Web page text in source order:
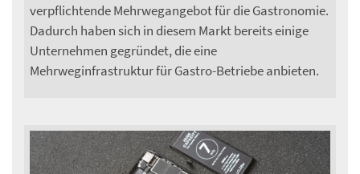
verpflichtende Mehrwegangebot für die Gastronomie.
Dadurch haben sich in diesem Markt bereits einige
Unternehmen gegründet, die eine
Mehrweginfrastruktur für Gastro-Betriebe anbieten.